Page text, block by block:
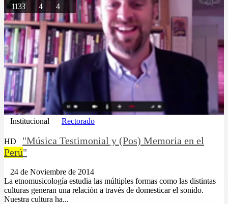
1133 4 4
Institucional Rectorado
HD
"Música Testimonial y (Pos) Memoria en el
Perú"
24 de Noviembre de 2014
La etnomusicología estudia las múltiples formas como las distintas
culturas generan una relación a través de domesticar el sonido.
Nuestra cultura ha...